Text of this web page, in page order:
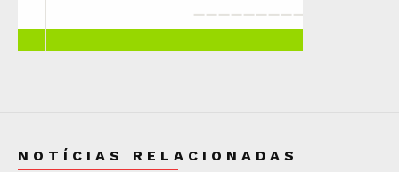
NOTÍCIAS RELACIONADAS